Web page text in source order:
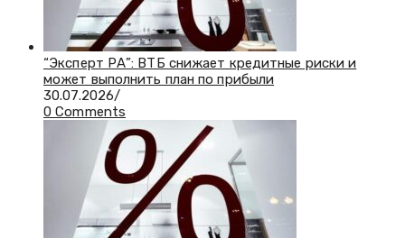
“Эксперт РА”: ВТБ снижает кредитные риски и
может выполнить план по прибыли
30.07.2026/
0 Comments